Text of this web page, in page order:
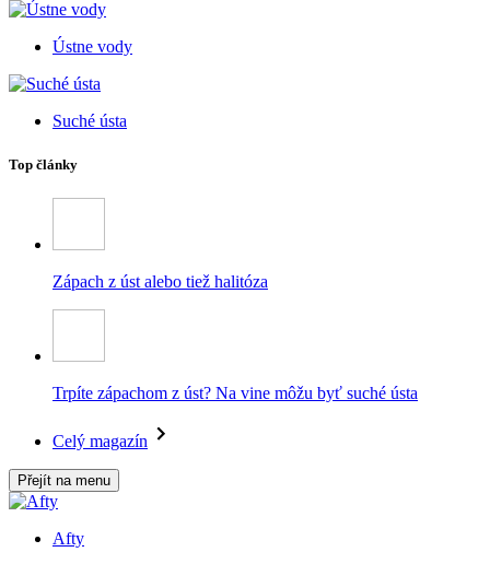
Ústne vody
Suché ústa
Top články
Zápach z úst alebo tiež halitóza
Trpíte zápachom z úst? Na vine môžu byť suché ústa
Celý magazín
Přejít na menu
Afty